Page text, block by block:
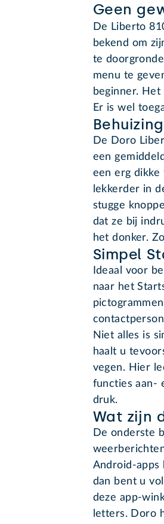
Geen
De Liberto
bekend om
te
menu te
beginner.
Er is wel
De Doro
een
een erg
lekkerder in
stugge
dat ze bij
het donker.
Simpel
Ideaal voor
naar het
Niet alles is
haalt u
vegen. Hier
functies aan-
druk.
Wat zijn
De onderste
Android-apps
dan bent u
deze app-
letters. Doro